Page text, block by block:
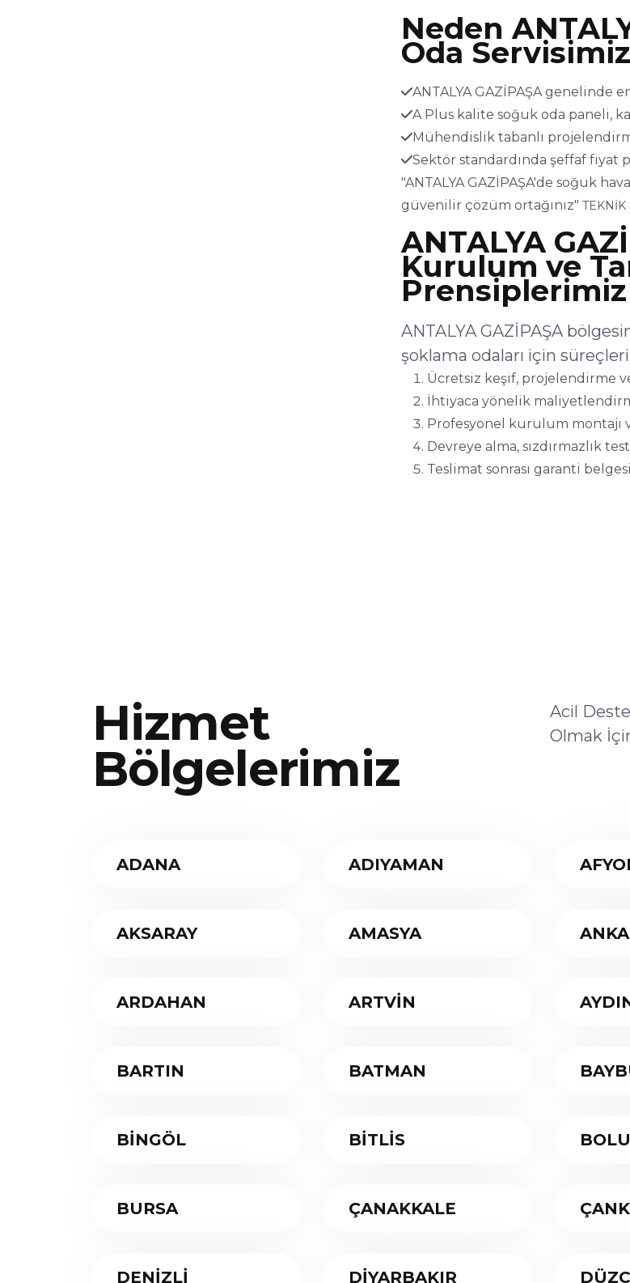
Neden
Oda
ANTALYA GAZİPAŞA genelinde
A Plus kalite soğuk oda paneli,
Mühendislik tabanlı
Sektör standardında şeffaf fiyat
"ANTALYA GAZİPAŞA'de soğuk
güvenilir çözüm ortağınız" TEKNİK
ANTALYA
Kurulum ve
Prensiplerimiz
ANTALYA GAZİPAŞA
şoklama odaları için
Ücretsiz keşif, projelendirme
İhtiyaca yönelik
Profesyonel kurulum montajı
Devreye alma, sızdırmazlık
Teslimat sonrası garanti
Hizmet
Bölgelerimiz
Acil
Olmak
ADANA ADIYAMAN
AKSARAY AMASYA
ARDAHAN ARTVİN
BARTIN BATMAN
BİNGÖL BİTLİS BOLU
BURSA ÇANAKKALE
DENİZLİ DİYARBAKIR